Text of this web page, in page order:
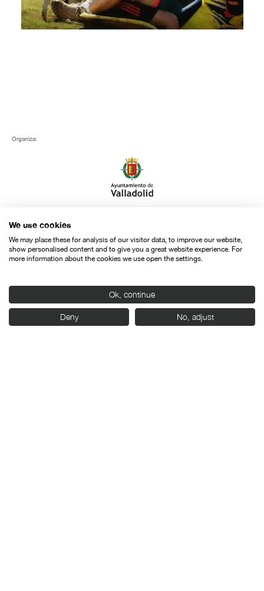
Organiza:
Con el apoyo de:
We use cookies
We may place these for analysis of our visitor data, to improve our website,
show personalised content and to give you a great website experience. For
more information about the cookies we use open the settings.
Ok, continue
Deny No, adjust